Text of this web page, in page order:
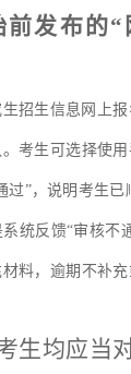
前发布的“
招生信息网上
考生可选择使
过”，说明考生已
统反馈“审核不
料，逾期不补
生均应当